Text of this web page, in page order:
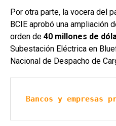
Por otra parte, la vocera del
BCIE aprobó una ampliación
orden de 40 millones de
Subestación Eléctrica en
Nacional de Despacho de
Bancos y empresas